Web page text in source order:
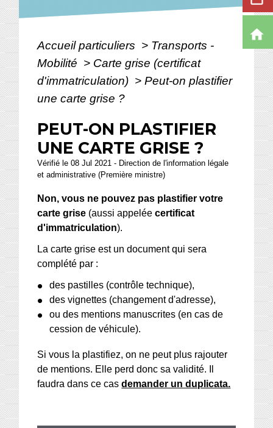
Accueil particuliers > Transports -
Mobilité > Carte grise (certificat
d'immatriculation) > Peut-on plastifier
une carte grise ?
PEUT-ON PLASTIFIER
UNE CARTE GRISE ?
Vérifié le 08 Jul 2021 - Direction de l'information légale
et administrative (Première ministre)
Non, vous ne pouvez pas plastifier votre
carte grise (aussi appeléecertificat
d'immatriculation).
La carte grise est un document qui sera
complété par :
des pastilles (contrôle technique),
des vignettes (changement d'adresse),
ou des mentions manuscrites (en cas de
cession de véhicule).
Si vous la plastifiez, on ne peut plus rajouter
de mentions. Elle perd donc sa validité. Il
faudra dans ce casdemander un duplicata.
home